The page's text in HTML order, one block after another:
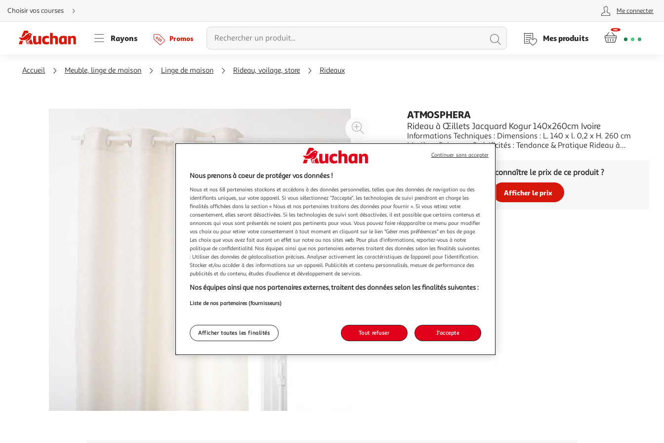
Aller
directement
au
Aller
directement
à
Aller
directement
Choisir vos courses Me connecter
Rayons Promos
Lancer
Mes produits
Accueil Meuble, linge de maison Linge de maison Rideau, voilage, store Rideaux
Agrandir
l'illustration
à
200%
Réduire
l'illustration
100
%
le
produit
ATMOSPHERA
Rideau à Œillets Jacquard Kogur 140x260cm Ivoire
Informations Techniques : Dimensions : L. 140 x l. 0,2 x H. 260 cm
Matière : Polyester Spécificités : Tendance & Pratique Rideau à
Oeillets Forme Rectangulaire 8 Oeillets Imprimé Jacquard Lavage des
Tambour interdit Ne pas Repasser Nettoyage
En savoir +
Vous voulez connaître le prix de ce produit ?
Afficher le prix
Nous prenons à coeur de protéger vos données !
Nous et nos 68 partenaires stockons et accédons à des données personnelles, telles que des données de navigation ou des
identifiants uniques, sur votre appareil. Si vous sélectionnez "J'accepte", les technologies de suivi prendront en charge les
finalités affichées dans la section « Nous et nos partenaires traitons des données pour fournir ». Si vous retirez votre
consentement, elles seront désactivées. Si les technologies de suivi sont désactivées, il est possible que certains contenus et
annonces qui vous sont présentés ne soient pas pertinents pour vous. Vous pouvez faire réapparaître ce menu pour modifier
vos choix ou pour retirer votre consentement à tout moment en cliquant sur le lien "Gérer mes préférences" en bas de page.
Les choix que vous avez fait auront un effet sur notre ou nos sites web. Pour plus d’informations, reportez-vous à notre
politique de confidentialité. Nos équipes ainsi que nos partenaires externes traitent des données selon les finalités suivantes
: Utiliser des données de géolocalisation précises. Analyser activement les caractéristiques de l’appareil pour l’identification.
Stocker et/ou accéder à des informations sur un appareil. Publicités et contenu personnalisés, mesure de performance des
publicités et du contenu, études d’audience et développement de services.
Nos équipes ainsi que nos partenaires externes, traitent des données selon les finalités suivantes :
Liste de nos partenaires (fournisseurs)
Afficher toutes les finalités Tout refuser J'accepte
Continuer sans accepter